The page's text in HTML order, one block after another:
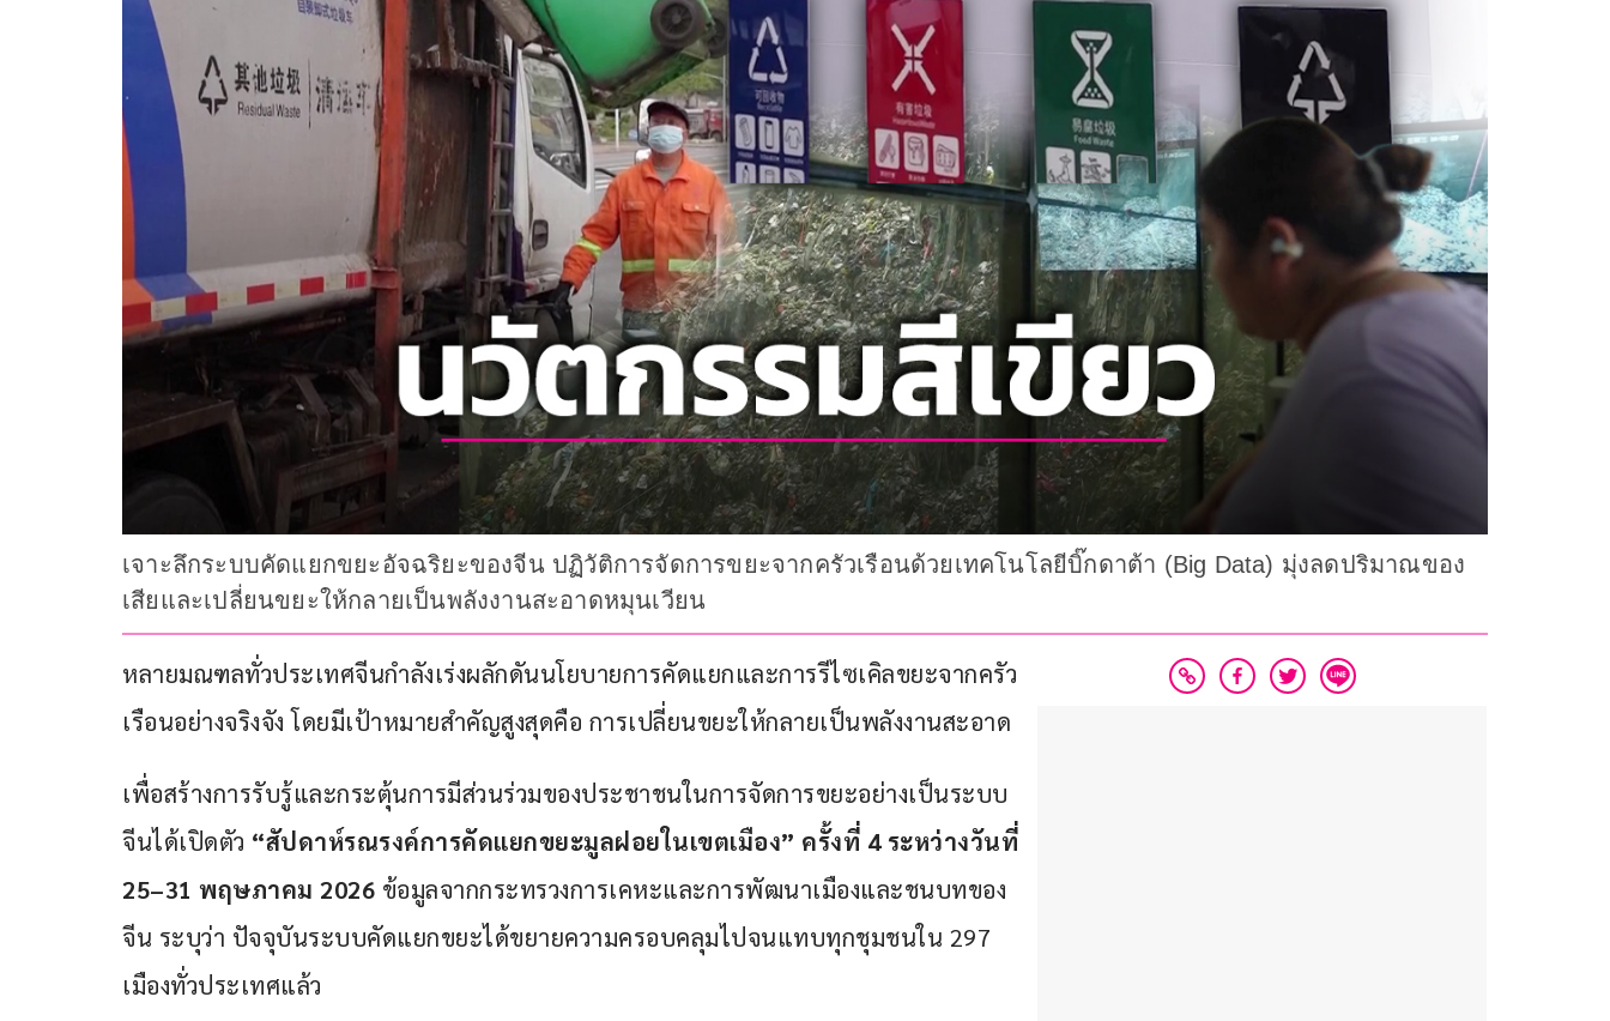
เจาะลึกระบบคัดแยกขยะอัจฉริยะของจีน ปฏิวัติการจัดการขยะจากครัวเรือนด้วยเทคโนโลยีบิ๊กดาต้า (Big Data) มุ่งลดปริมาณของ
เสียและเปลี่ยนขยะให้กลายเป็นพลังงานสะอาดหมุนเวียน
หลายมณฑลทั่วประเทศจีนกำลังเร่งผลักดันนโยบายการคัดแยกและการรีไซเคิลขยะจากครัว
เรือนอย่างจริงจัง โดยมีเป้าหมายสำคัญสูงสุดคือ การเปลี่ยนขยะให้กลายเป็นพลังงานสะอาด
เพื่อสร้างการรับรู้และกระตุ้นการมีส่วนร่วมของประชาชนในการจัดการขยะอย่างเป็นระบบ
จีนได้เปิดตัว “สัปดาห์รณรงค์การคัดแยกขยะมูลฝอยในเขตเมือง” ครั้งที่ 4 ระหว่างวันที่
25–31 พฤษภาคม 2026 ข้อมูลจากกระทรวงการเคหะและการพัฒนาเมืองและชนบทของ
จีน ระบุว่า ปัจจุบันระบบคัดแยกขยะได้ขยายความครอบคลุมไปจนแทบทุกชุมชนใน 297
เมืองทั่วประเทศแล้ว